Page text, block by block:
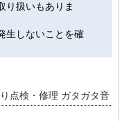
り扱いもありま
生しないことを確
点検・修理 ガタガタ音